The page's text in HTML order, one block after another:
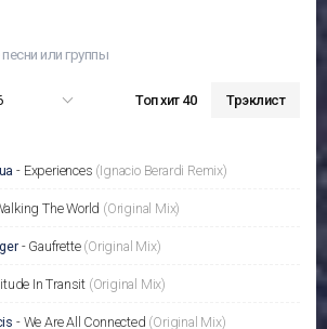
Топ хит 40 Трэклист
- Experiences (Ignacio Berardi Remix)
The World (Original Mix)
- Gaufrette (Original Mix)
In Transit (Original Mix)
- We Are All Connected (Original Mix)